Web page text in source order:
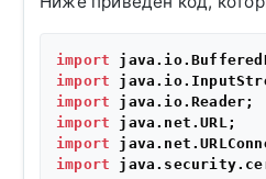
import
import
import
import
import
import